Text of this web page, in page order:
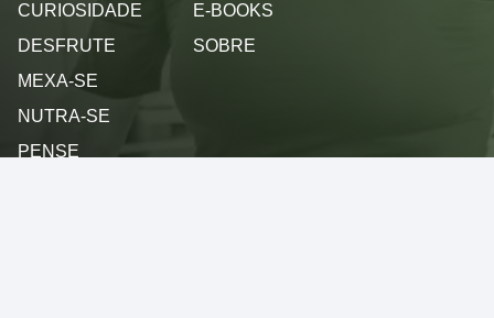
CURIOSIDADE
DESFRUTE
MEXA-SE
NUTRA-SE
PENSE
E-BOOKS
SOBRE